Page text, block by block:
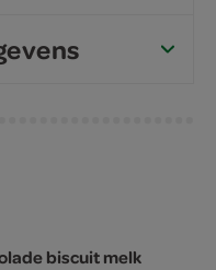
biscuit melk